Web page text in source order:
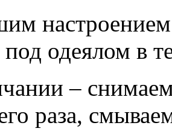
одеялом в
–
раза,